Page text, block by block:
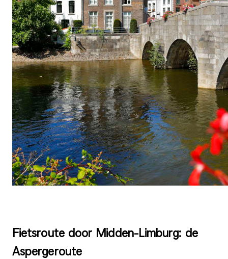
Fietsroute door Midden-Limburg: de
Aspergeroute